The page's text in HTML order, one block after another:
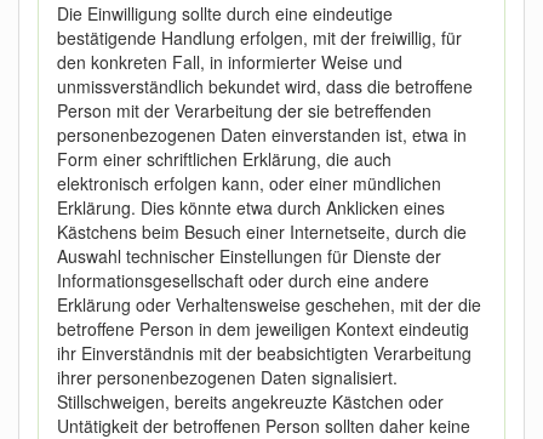
Die Einwilligung sollte durch eine eindeutige
bestätigende Handlung erfolgen, mit der freiwillig, für
den konkreten Fall, in informierter Weise und
unmissverständlich bekundet wird, dass die betroffene
Person mit der Verarbeitung der sie betreffenden
personenbezogenen Daten einverstanden ist, etwa in
Form einer schriftlichen Erklärung, die auch
elektronisch erfolgen kann, oder einer mündlichen
Erklärung. Dies könnte etwa durch Anklicken eines
Kästchens beim Besuch einer Internetseite, durch die
Auswahl technischer Einstellungen für Dienste der
Informationsgesellschaft oder durch eine andere
Erklärung oder Verhaltensweise geschehen, mit der die
betroffene Person in dem jeweiligen Kontext eindeutig
ihr Einverständnis mit der beabsichtigten Verarbeitung
ihrer personenbezogenen Daten signalisiert.
Stillschweigen, bereits angekreuzte Kästchen oder
Untätigkeit der betroffenen Person sollten daher keine